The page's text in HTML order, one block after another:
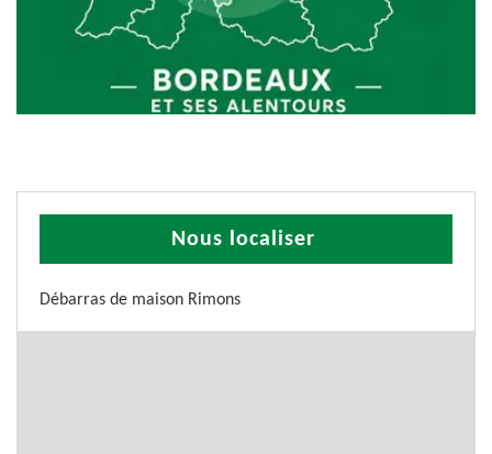
Nous localiser
Débarras de maison Rimons